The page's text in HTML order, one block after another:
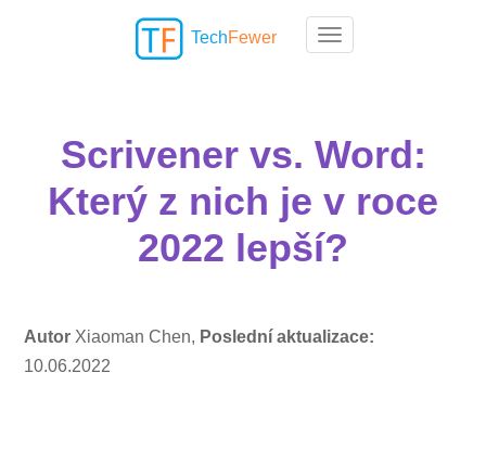
Toggle navigation
TechFewer
Scrivener vs. Word:
Který z nich je v roce
2022 lepší?
Autor Xiaoman Chen, Poslední aktualizace:
10.06.2022